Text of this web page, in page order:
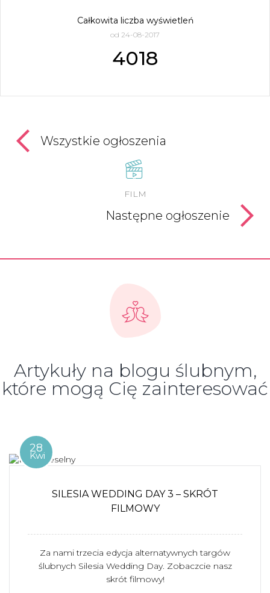
Całkowita liczba wyświetleń
od 24-08-2017
4018
Wszystkie ogłoszenia
FILM
Następne ogłoszenie
Artykuły na blogu ślubnym,
które mogą Cię zainteresować
28
Kwi
SILESIA WEDDING DAY 3 – SKRÓT
FILMOWY
Za nami trzecia edycja alternatywnych targów
ślubnych Silesia Wedding Day. Zobaczcie nasz
skrót filmowy!